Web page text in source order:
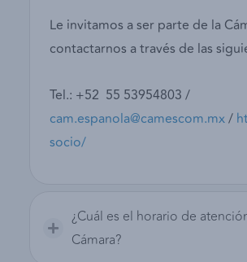
Le invitamos a ser parte de la
contactarnos a través de las
Tel.: +52 55 53954803 /
cam.espanola@camescom.mx/
socio/
¿Cuál es el horario de
Cámara?